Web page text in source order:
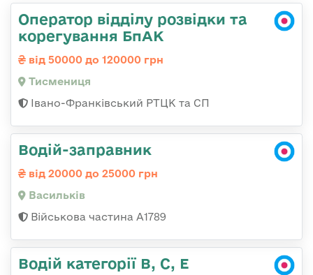
Оператор відділу розвідки та
корегування БпАК
від 50000 до 120000 грн
Тисмениця
Івано-Франківський РТЦК та СП
Водій-заправник
від 20000 до 25000 грн
Васильків
Військова частина А1789
Водій категорії В, С, Е